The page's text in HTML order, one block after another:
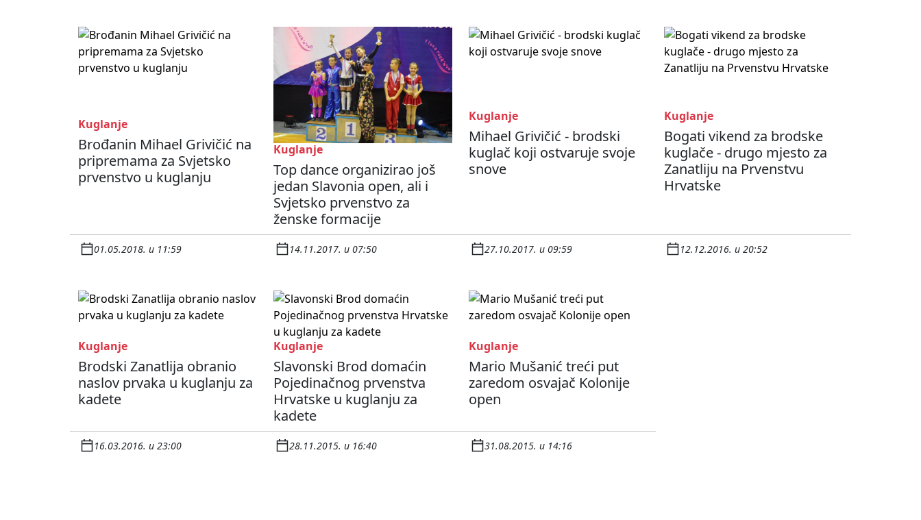
Kuglanje
Brođanin Mihael Grivičić na
pripremama za Svjetsko
prvenstvo u kuglanju
01.05.2018. u 11:59
Kuglanje
Top dance organizirao još
jedan Slavonia open, ali i
Svjetsko prvenstvo za
ženske formacije
14.11.2017. u 07:50
Kuglanje
Mihael Grivičić - brodski
kuglač koji ostvaruje svoje
snove
27.10.2017. u 09:59
Kuglanje
Bogati vikend za brodske
kuglače - drugo mjesto za
Zanatliju na Prvenstvu
Hrvatske
12.12.2016. u 20:52
Kuglanje
Brodski Zanatlija obranio
naslov prvaka u kuglanju za
kadete
16.03.2016. u 23:00
Kuglanje
Slavonski Brod domaćin
Pojedinačnog prvenstva
Hrvatske u kuglanju za
kadete
28.11.2015. u 16:40
Kuglanje
Mario Mušanić treći put
zaredom osvajač Kolonije
open
31.08.2015. u 14:16